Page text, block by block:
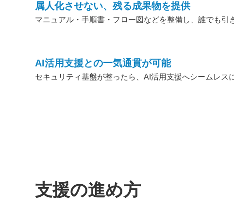
属人化させない、残る成果物を提供
マニュアル・手順書・フロー図などを整備し、誰でも引
AI活用支援との一気通貫が可能
セキュリティ基盤が整ったら、AI活用支援へシームレス
支援の進め方